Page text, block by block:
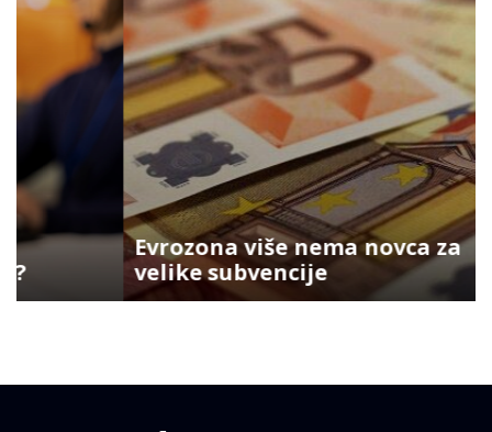
Evrozona više nema novca za
velike subvencije